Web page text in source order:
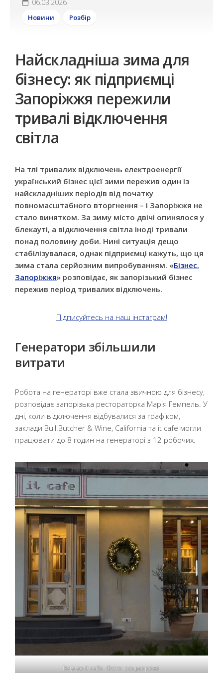
06.03.2026
Новини Розбір
Найскладніша зима для
бізнесу: як підприємці
Запоріжжя пережили
тривалі відключення
світла
На тлі тривалих відключень електроенергії
український бізнес цієї зими пережив один із
найскладніших періодів від початку
повномасштабного вторгнення – і Запоріжжя не
стало винятком. За зиму місто двічі опинялося у
блекауті, а відключення світла іноді тривали
понад половину доби. Нині ситуація дещо
стабілізувалася, однак підприємці кажуть, що ця
зима стала серйозним випробуванням. «Бізнес.
Запоріжжя» розповідає, як запорізький бізнес
пережив період тривалих відключень.
Підписуйтесь на наш інстаграм!
Генератори збільшили
витрати
Робота на генераторі вже стала звичною для бізнесу,
розповідає запорізька рестораторка Марія Гемпель. У
дні, коли відключення відбувалися за графіком,
заклади Bull.Butcher & Wine, California та it cafe могли
працювати до 8 годин на генераторі з 12 робочих.
Вхід до it cafe. Фото: соцмережі.